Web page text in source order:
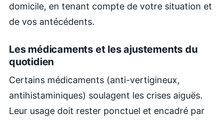
domicile, en tenant compte de votre situation et
de vos antécédents.
Les médicaments et les ajustements du
quotidien
Certains médicaments (anti-vertigineux,
antihistaminiques) soulagent les crises aiguës.
Leur usage doit rester ponctuel et encadré par